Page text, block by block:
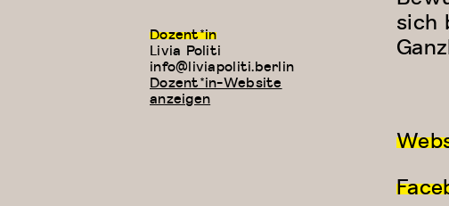
sich
Dozent*in
Livia Politi
E-
Mail:
info@liviapoliti.berlin
Dozent*in-Website
anzeigen